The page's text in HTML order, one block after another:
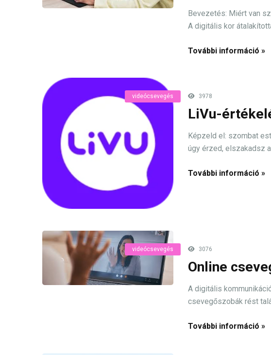
Bevezetés: Miért van
A digitális kor
További információ »
videócsevegés 3978
LiVu-
Képzeld el: szombat
úgy érzed, elszakadsz a
További információ »
videócsevegés 3076
Online
A digitális
csevegőszobák rést
További információ »